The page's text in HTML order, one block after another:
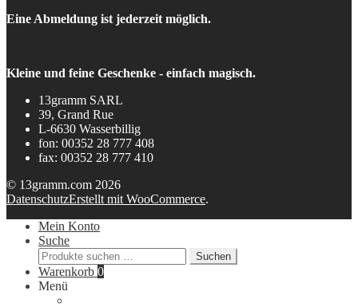
Eine Abmeldung ist jederzeit möglich.
Kleine und feine Geschenke - einfach magisch.
13gramm SARL
39, Grand Rue
L-6630 Wasserbillig
fon: 00352 28 777 408
fax: 00352 28 777 410
© 13gramm.com 2026
DatenschutzErstellt mit WooCommerce.
Mein Konto
Suche
Suchen
nach:
Suchen
Warenkorb 0
Menü